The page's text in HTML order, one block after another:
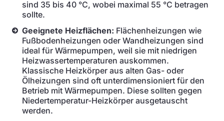
sind 35 bis 40 °C, wobei maximal 55 °C betragen
sollte.
Geeignete Heizflächen: Flächenheizungen wie
Fußbodenheizungen oder Wandheizungen sind
ideal für Wärmepumpen, weil sie mit niedrigen
Heizwassertemperaturen auskommen.
Klassische Heizkörper aus alten Gas- oder
Ölheizungen sind oft unterdimensioniert für den
Betrieb mit Wärmepumpen. Diese sollten gegen
Niedertemperatur-Heizkörper ausgetauscht
werden.